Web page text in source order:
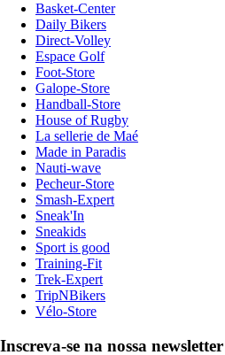
Basket-Center
Daily Bikers
Direct-Volley
Espace Golf
Foot-Store
Galope-Store
Handball-Store
House of Rugby
La sellerie de Maé
Made in Paradis
Nauti-wave
Pecheur-Store
Smash-Expert
Sneak'In
Sneakids
Sport is good
Training-Fit
Trek-Expert
TripNBikers
Vélo-Store
Inscreva-se na nossa newsletter